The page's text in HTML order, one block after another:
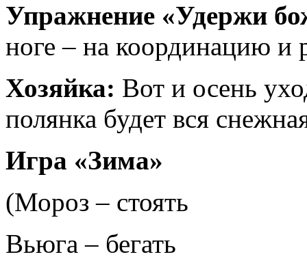
Упражнение «Удержи
ноге – на координацию и
Хозяйка: Вот и осень
полянка будет вся
Игра «Зима»
(Мороз – стоять
Вьюга – бегать